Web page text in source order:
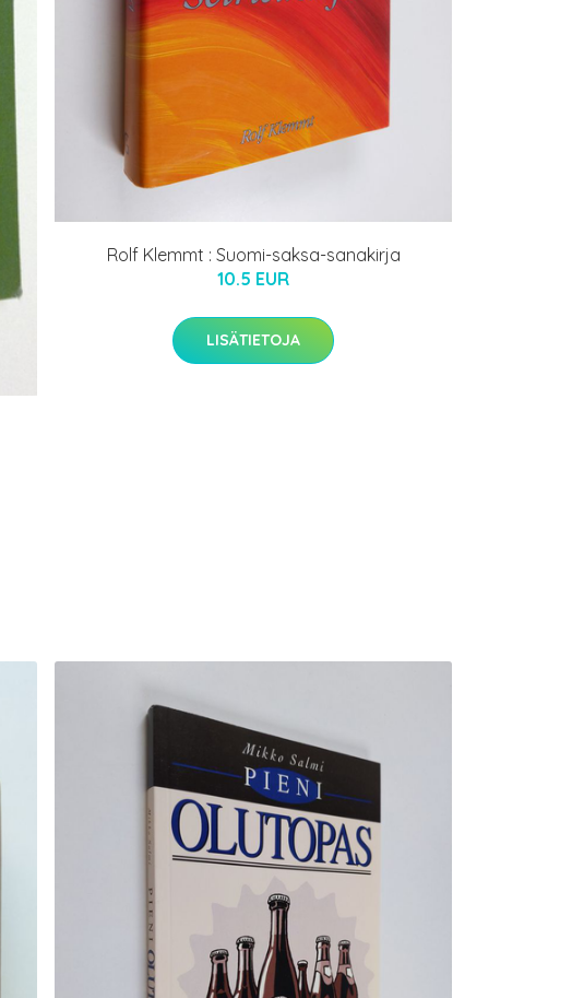
Rolf Klemmt : Suomi-saksa-sanakirja
10.5 EUR
LISÄTIETOJA